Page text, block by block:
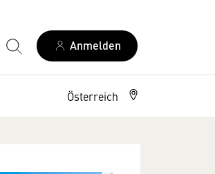
Anmelden
Österreich